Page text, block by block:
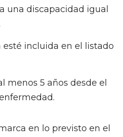
una discapacidad igual
incluida en el listado
menos 5 años desde el
en lo previsto en el